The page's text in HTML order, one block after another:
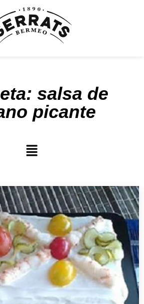
salsa de
picante